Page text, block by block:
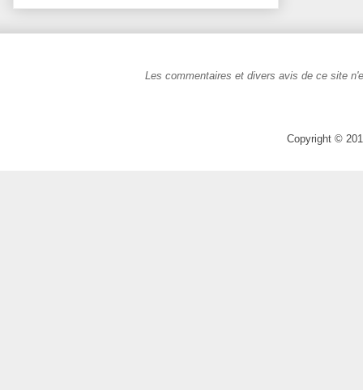
Les commentaires et divers avis de ce site
Copyright ©